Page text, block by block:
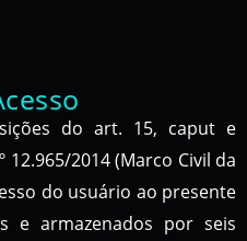
do art. 15, caput e
12.965/2014 (Marco Civil da
do usuário ao presente
e armazenados por seis